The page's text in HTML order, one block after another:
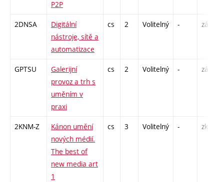
P2P
2DNSA
Digitální
nástroje, sítě a
automatizace
cs 2 Volitelný - zá
GPTSU
Galerijní
provoz a trh s
uměním v
praxi
cs 2 Volitelný - zá
2KNM-Z
Kánon umění
nových médií.
The best of
new media art
1
cs 3 Volitelný - zk